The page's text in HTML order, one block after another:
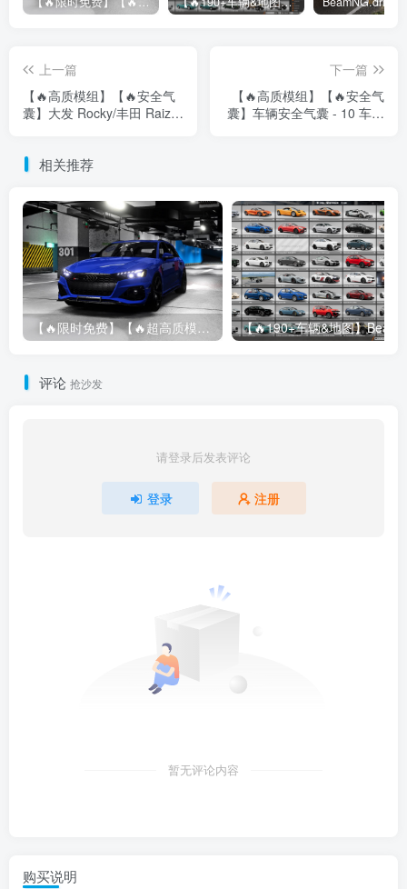
上一篇
【🔥高质模组】【🔥安全气
囊】大发 Rocky/丰田 Raize/
下一篇
【🔥高质模组】【🔥安全气
囊】车辆安全气囊 - 10 车辆
相关推荐
【🔥限时免费】【🔥超高质模组】2022 奥迪 A4/S4/RS4 Avant 2.61
评论 抢沙发
请登录后发表评论
登录 注册
暂无评论内容
购买说明